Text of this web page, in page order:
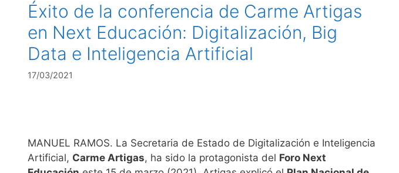
Éxito de la conferencia de Carme Artigas
en Next Educación: Digitalización, Big
Data e Inteligencia Artificial
17/03/2021
MANUEL RAMOS. La Secretaria de Estado de Digitalización e Inteligencia
Artificial, Carme Artigas, ha sido la protagonista del Foro Next